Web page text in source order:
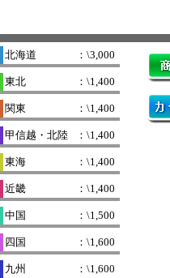
北海道 ：\3,000
東北 ：\1,400
関東 ：\1,400
甲信越・北陸 ：\1,400
東海 ：\1,400
近畿 ：\1,400
中国 ：\1,500
四国 ：\1,600
九州 ：\1,600